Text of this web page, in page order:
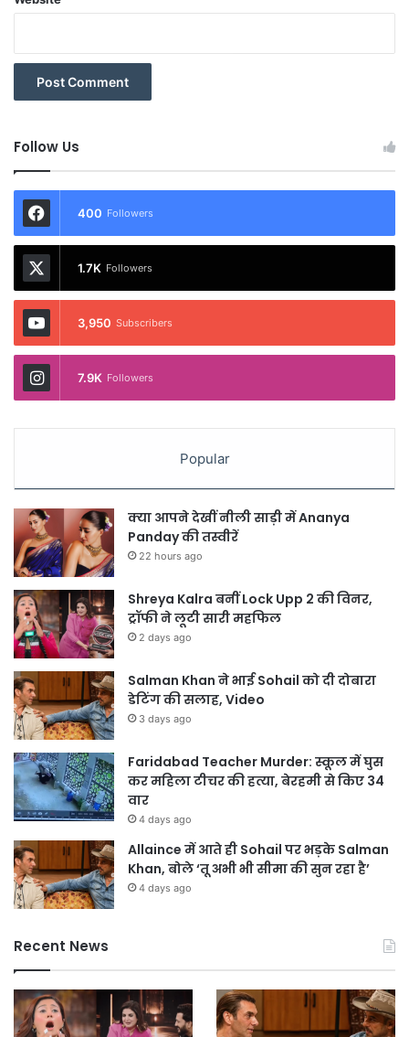
Follow Us
400 Followers
1.7K Followers
3,950 Subscribers
7.9K Followers
Popular
क्या आपने देखीं नीली साड़ी में Ananya
Panday की तस्वीरें
22 hours ago
Shreya Kalra बनीं Lock Upp 2 की विनर,
ट्रॉफी ने लूटी सारी महफिल
2 days ago
Salman Khan ने भाई Sohail को दी दोबारा
डेटिंग की सलाह, Video
3 days ago
Faridabad Teacher Murder: स्कूल में घुस
कर महिला टीचर की हत्या, बेरहमी से किए 34
वार
4 days ago
Allaince में आते ही Sohail पर भड़के Salman
Khan, बोले ‘तू अभी भी सीमा की सुन रहा है’
4 days ago
Recent News